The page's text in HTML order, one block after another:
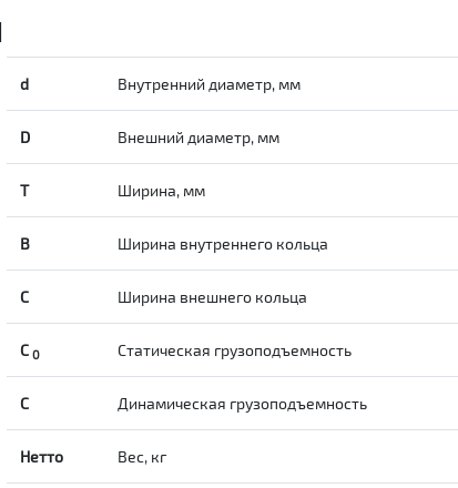
d Внутренний диаметр, мм
D Внешний диаметр, мм
T Ширина, мм
B Ширина внутреннего кольца
С Ширина внешнего кольца
С0 Статическая грузоподъемность
C Динамическая грузоподъемность
Нетто Вес, кг